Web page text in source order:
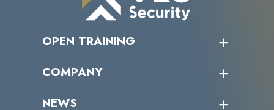
OPEN TRAINING
受講者の声
COMPANY
NEWS